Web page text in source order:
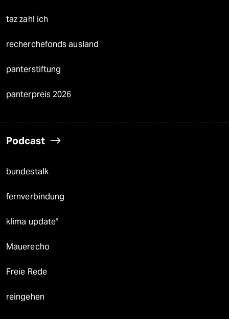
taz zahl ich
recherchefonds ausland
panterstiftung
panterpreis 2026
Podcast
bundestalk
fernverbindung
klima update°
Mauerecho
Freie Rede
reingehen